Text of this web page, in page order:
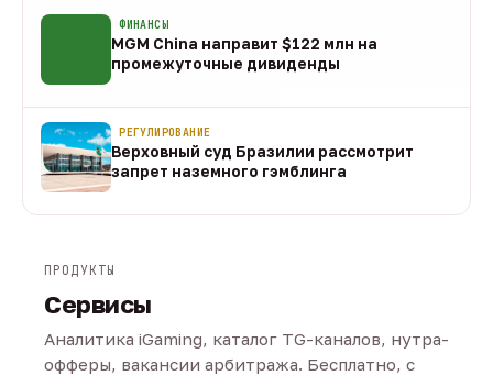
ФИНАНСЫ
MGM China направит $122 млн на
промежуточные дивиденды
РЕГУЛИРОВАНИЕ
Верховный суд Бразилии рассмотрит
запрет наземного гэмблинга
ПРОДУКТЫ
Сервисы
Аналитика iGaming, каталог TG-каналов, нутра-
офферы, вакансии арбитража. Бесплатно, с